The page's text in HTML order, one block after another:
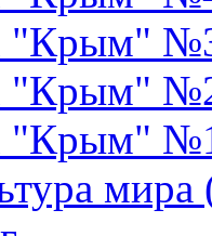
"Крым"
"Крым"
"Крым"